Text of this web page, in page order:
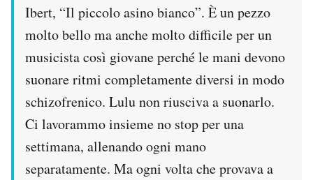
Ibert, “Il piccolo asino bianco”. È un pezzo
molto bello ma anche molto difficile per un
musicista così giovane perché le mani devono
suonare ritmi completamente diversi in modo
schizofrenico. Lulu non riusciva a suonarlo.
Ci lavorammo insieme no stop per una
settimana, allenando ogni mano
separatamente. Ma ogni volta che provava a